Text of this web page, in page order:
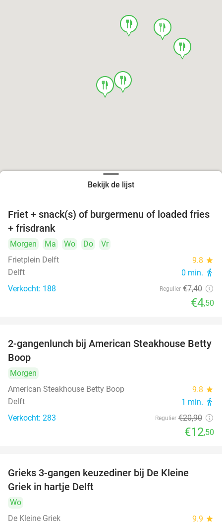
food
food
food
food
food
food
food
Bekijk de lijst
39%
Friet + snack(s) of burgermenu of loaded fries
+ frisdrank
Morgen Ma Wo Do
Vr
Frietplein Delft
9.8 star
Delft 0 min. directions_walk
Verkocht: 188 Regulier €7,40
€4,50
40%
2-gangenlunch bij American Steakhouse Betty
Boop
Morgen
American Steakhouse Betty Boop
9.8 star
Delft 1 min. directions_walk
Verkocht: 283 Regulier €20,90
€12,50
Grieks 3-gangen keuzediner bij De Kleine
Griek in hartje Delft
Wo
De Kleine Griek
9.9 star